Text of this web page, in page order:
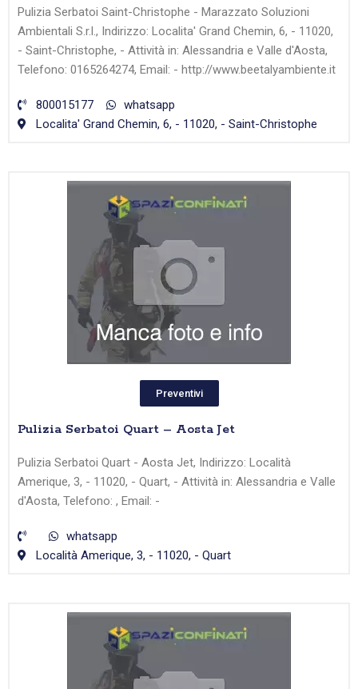
Pulizia Serbatoi Saint-Christophe - Marazzato Soluzioni
Ambientali S.r.l., Indirizzo: Localita' Grand Chemin, 6, - 11020,
- Saint-Christophe, - Attività in: Alessandria e Valle d'Aosta,
Telefono: 0165264274, Email: - http://www.beetalyambiente.it
800015177
whatsapp
Localita' Grand Chemin, 6, - 11020, - Saint-Christophe
Preventivi
Pulizia Serbatoi Quart – Aosta Jet
Pulizia Serbatoi Quart - Aosta Jet, Indirizzo: Località
Amerique, 3, - 11020, - Quart, - Attività in: Alessandria e Valle
d'Aosta, Telefono: , Email: -
whatsapp
Località Amerique, 3, - 11020, - Quart